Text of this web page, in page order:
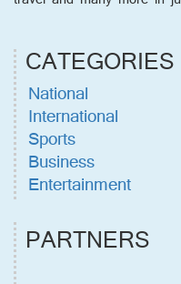
CATEGORIES
National
International
Sports
Business
Entertainment
PARTNERS